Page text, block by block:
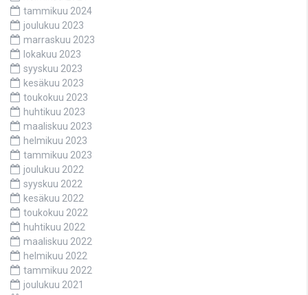
tammikuu 2024
joulukuu 2023
marraskuu 2023
lokakuu 2023
syyskuu 2023
kesäkuu 2023
toukokuu 2023
huhtikuu 2023
maaliskuu 2023
helmikuu 2023
tammikuu 2023
joulukuu 2022
syyskuu 2022
kesäkuu 2022
toukokuu 2022
huhtikuu 2022
maaliskuu 2022
helmikuu 2022
tammikuu 2022
joulukuu 2021